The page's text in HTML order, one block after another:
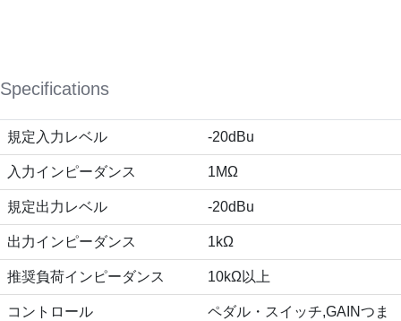
Specifications
規定入力レベル -20dBu
入力インピーダンス 1MΩ
規定出力レベル -20dBu
出力インピーダンス 1kΩ
推奨負荷インピーダンス 10kΩ以上
コントロール
ペダル・スイッチ,GAINつま